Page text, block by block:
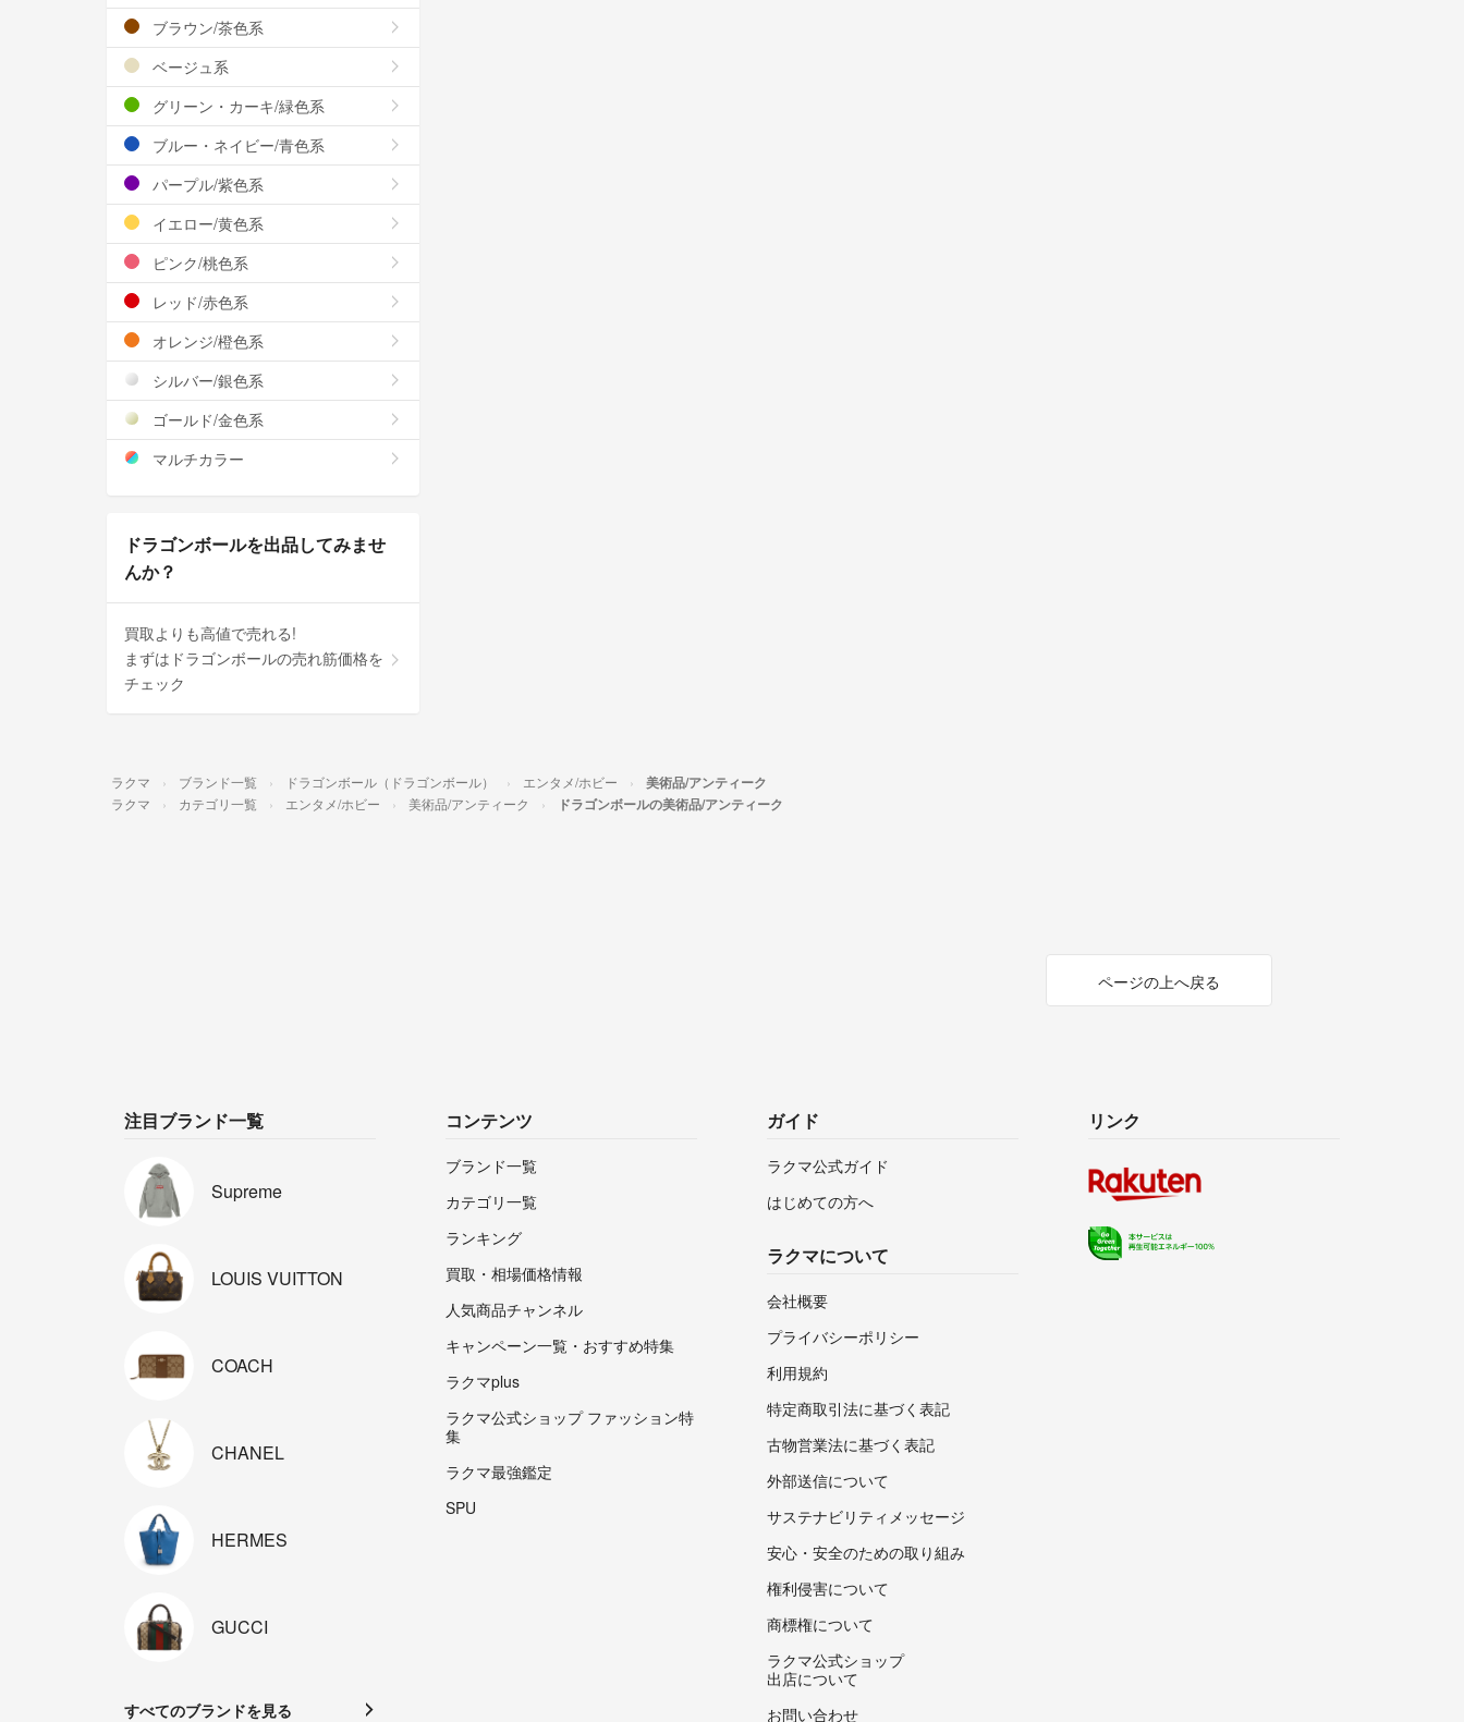
ブラウン/茶色系
ベージュ系
グリーン・カーキ/緑色系
ブルー・ネイビー/青色系
パープル/紫色系
イエロー/黄色系
ピンク/桃色系
レッド/赤色系
オレンジ/橙色系
シルバー/銀色系
ゴールド/金色系
マルチカラー
ドラゴンボールを出品してみませ
んか？
買取よりも高値で売れる!
まずはドラゴンボールの売れ筋価格を
チェック
ラクマ ブランド一覧 ドラゴンボール（ドラゴンボール） エンタメ/ホビー 美術品/アンティーク
ラクマ カテゴリ一覧 エンタメ/ホビー 美術品/アンティーク ドラゴンボールの美術品/アンティーク
ページの上へ戻る
注目ブランド一覧
Supreme
LOUIS VUITTON
COACH
CHANEL
HERMES
GUCCI
すべてのブランドを見る
コンテンツ
ブランド一覧
カテゴリ一覧
ランキング
買取・相場価格情報
人気商品チャンネル
キャンペーン一覧・おすすめ特集
ラクマplus
ラクマ公式ショップ ファッション特
集
ラクマ最強鑑定
SPU
ガイド
ラクマ公式ガイド
はじめての方へ
ラクマについて
会社概要
プライバシーポリシー
利用規約
特定商取引法に基づく表記
古物営業法に基づく表記
外部送信について
サステナビリティメッセージ
安心・安全のための取り組み
権利侵害について
商標権について
ラクマ公式ショップ
出店について
お問い合わせ
リンク